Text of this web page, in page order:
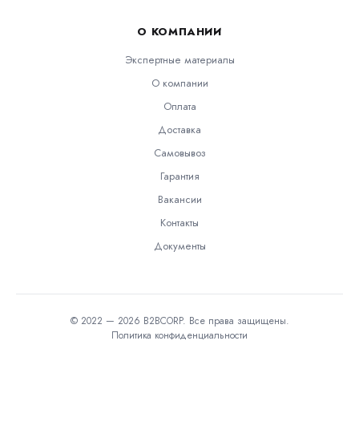
О КОМПАНИИ
Экспертные материалы
О компании
Оплата
Доставка
Самовывоз
Гарантия
Вакансии
Контакты
Документы
© 2022 — 2026 B2BCORP. Все права защищены.
Политика конфиденциальности